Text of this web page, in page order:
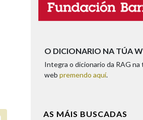
O DICIONARIO NA TÚA
Integra o dicionario da RAG na
web premendo aquí.
AS MÁIS BUSCADAS